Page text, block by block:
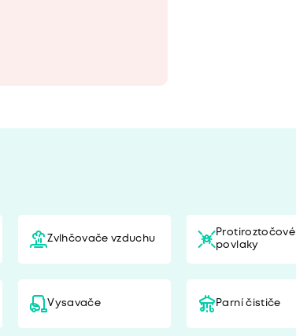
Zvlhčovače vzduchu
Protiroztočové
povlaky
Vysavače Parní čističe